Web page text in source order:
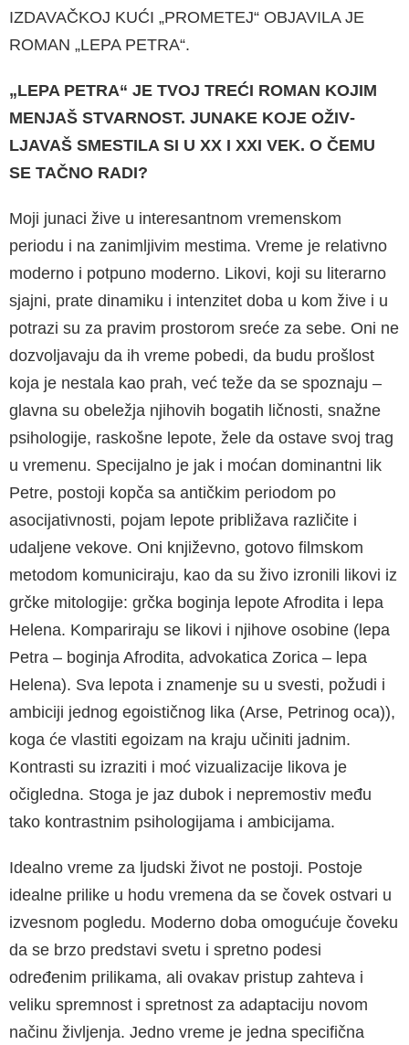
IZDAVAČKOJ KUĆI „PROMETEJ“ OBJAVI­LA JE
ROMAN „LEPA PETRA“.
„LEPA PETRA“ JE TVOJ TREĆI ROMAN KOJIM
MENJAŠ STVARNOST. JUNAKE KOJE OŽIV­
LJAVAŠ SMESTILA SI U XX I XXI VEK. O ČEMU
SE TAČNO RADI?
Moji junaci žive u interesantnom vremenskom
periodu i na zanimljivim mestima. Vreme je rela­tivno
moderno i potpuno moderno. Likovi, koji su literarno
sjajni, prate dinamiku i intenzitet doba u kom žive i u
potrazi su za pravim prostorom sreće za sebe. Oni ne
dozvoljavaju da ih vreme pobedi, da budu prošlost
koja je nestala kao prah, već teže da se spoznaju –
glavna su obeležja njiho­vih bogatih ličnosti, snažne
psihologije, raskošne lepote, žele da ostave svoj trag
u vremenu. Speci­jalno je jak i moćan dominantni lik
Petre, postoji kopča sa antičkim periodom po
asocijativnosti, pojam lepote približava različite i
udaljene veko­ve. Oni književno, gotovo filmskom
metodom ko­municiraju, kao da su živo izronili likovi iz
grčke mitologije: grčka boginja lepote Afrodita i lepa
Helena. Kompariraju se likovi i njihove osobine (lepa
Petra – boginja Afrodita, advokatica Zorica – lepa
Helena). Sva lepota i znamenje su u svesti, požudi i
ambiciji jednog egoističnog lika (Arse, Petrinog oca)),
koga će vlastiti egoizam na kraju učiniti jadnim.
Kontrasti su izraziti i moć vizuali­zacije likova je
očigledna. Stoga je jaz dubok i ne­premostiv među
tako kontrastnim psihologijama i ambicijama.
Idealno vreme za ljudski život ne postoji. Pos­toje
idealne prilike u hodu vremena da se čovek ostvari u
izvesnom pogledu. Moderno doba omogućuje čoveku
da se brzo predstavi svetu i spretno podesi
određenim prilikama, ali ovakav pristup zahteva i
veliku spremnost i spretnost za adaptaciju novom
načinu življenja. Jedno vreme je jedna specifična